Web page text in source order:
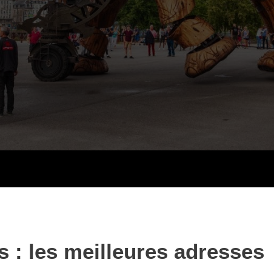
: les meilleures adresses